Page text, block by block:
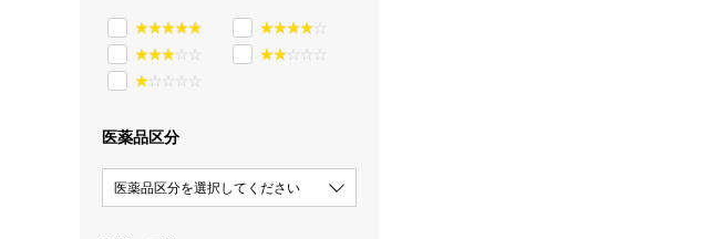
医薬品区分
医薬品区分を選択してください